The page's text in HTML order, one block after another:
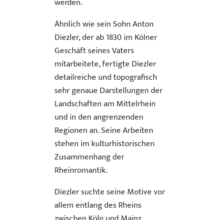
Ähnlich wie sein Sohn Anton
Diezler, der ab 1830 im Kölner
Geschäft seines Vaters
mitarbeitete, fertigte Diezler
detailreiche und topografisch
sehr genaue Darstellungen der
Landschaften am Mittelrhein
und in den angrenzenden
Regionen an. Seine Arbeiten
stehen im kulturhistorischen
Zusammenhang der
Rheinromantik.
Diezler suchte seine Motive vor
allem entlang des Rheins